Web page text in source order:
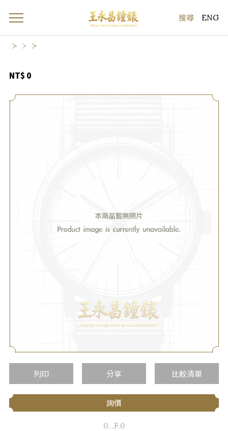
ENG
NT$ 0
列印 分享 比較清單
詢價
0...F.0